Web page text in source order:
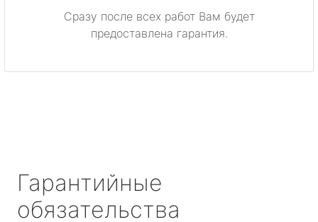
Сразу после всех работ Вам будет
предоставлена гарантия.
Гарантийные
обязательства